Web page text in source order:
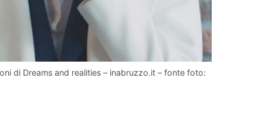
di Dreams and realities – inabruzzo.it – fonte foto: